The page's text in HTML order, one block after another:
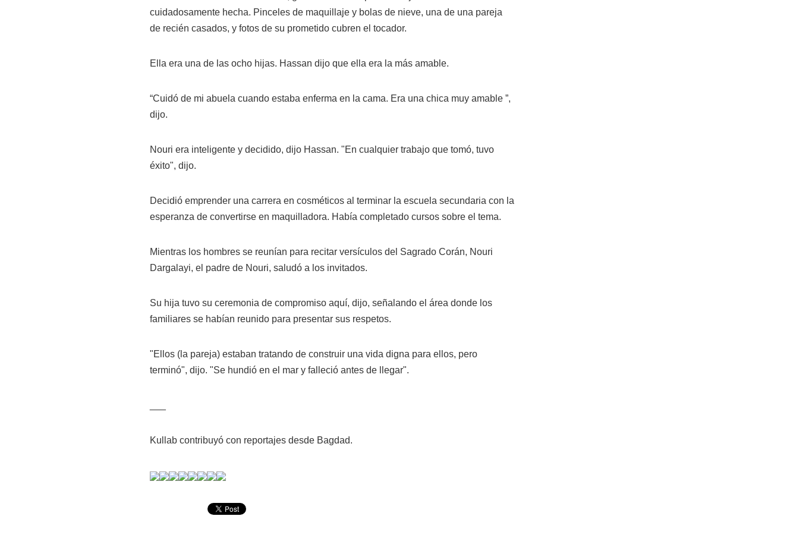
cuidadosamente hecha. Pinceles de maquillaje y bolas de nieve, una de una pareja
de recién casados, y fotos de su prometido cubren el tocador.
Ella era una de las ocho hijas. Hassan dijo que ella era la más amable.
“Cuidó de mi abuela cuando estaba enferma en la cama. Era una chica muy amable ”,
dijo.
Nouri era inteligente y decidido, dijo Hassan. "En cualquier trabajo que tomó, tuvo
éxito", dijo.
Decidió emprender una carrera en cosméticos al terminar la escuela secundaria con la
esperanza de convertirse en maquilladora. Había completado cursos sobre el tema.
Mientras los hombres se reunían para recitar versículos del Sagrado Corán, Nouri
Dargalayi, el padre de Nouri, saludó a los invitados.
Su hija tuvo su ceremonia de compromiso aquí, dijo, señalando el área donde los
familiares se habían reunido para presentar sus respetos.
"Ellos (la pareja) estaban tratando de construir una vida digna para ellos, pero
terminó", dijo. "Se hundió en el mar y falleció antes de llegar".
Kullab contribuyó con reportajes desde Bagdad.